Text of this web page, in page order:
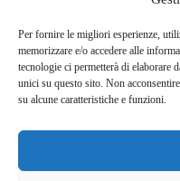
Per fornire le migliori esperienze,
memorizzare e/o accedere alle
tecnologie ci permetterà di elaborare
unici su questo sito. Non
su alcune caratteristiche e funzioni.
0
2
1
:
0
1
1
0